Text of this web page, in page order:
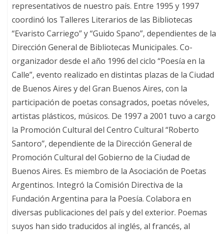
representativos de nuestro país. Entre 1995 y 1997
coordinó los Talleres Literarios de las Bibliotecas
“Evaristo Carriego” y “Guido Spano”, dependientes de la
Dirección General de Bibliotecas Municipales. Co-
organizador desde el año 1996 del ciclo “Poesía en la
Calle”, evento realizado en distintas plazas de la Ciudad
de Buenos Aires y del Gran Buenos Aires, con la
participación de poetas consagrados, poetas nóveles,
artistas plásticos, músicos. De 1997 a 2001 tuvo a cargo
la Promoción Cultural del Centro Cultural “Roberto
Santoro”, dependiente de la Dirección General de
Promoción Cultural del Gobierno de la Ciudad de
Buenos Aires. Es miembro de la Asociación de Poetas
Argentinos. Integró la Comisión Directiva de la
Fundación Argentina para la Poesía. Colabora en
diversas publicaciones del país y del exterior. Poemas
suyos han sido traducidos al inglés, al francés, al